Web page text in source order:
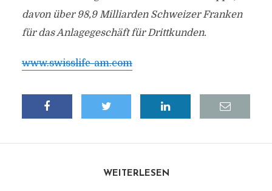
davon über 98,9 Milliarden Schweizer Franken
für das Anlagegeschäft für Drittkunden.
www.swisslife-am.com
WEITERLESEN